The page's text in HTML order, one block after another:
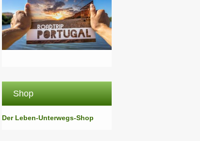
Shop
Der Leben-Unterwegs-Shop